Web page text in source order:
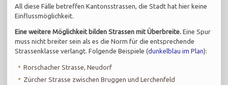
All diese Fälle betreffen Kantonsstrassen, die Stadt hat hier keine
Einflussmöglichkeit.
Eine weitere Möglichkeit bilden Strassen mit Überbreite. Eine Spur
muss nicht breiter sein als es die Norm für die entsprechende
Strassenklasse verlangt. Folgende Beispiele (dunkelblau im Plan):
Rorschacher Strasse, Neudorf
Zürcher Strasse zwischen Bruggen und Lerchenfeld